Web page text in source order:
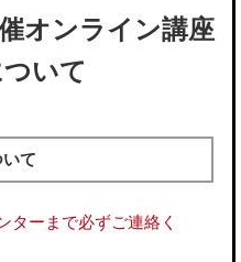
オンライン講座
いて
て
ターまで必ずご連絡く